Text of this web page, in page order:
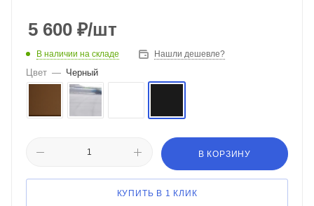
5 600 ₽/шт
В наличии на складе Нашли дешевле?
Цвет — Черный
В КОРЗИНУ
КУПИТЬ В 1 КЛИК